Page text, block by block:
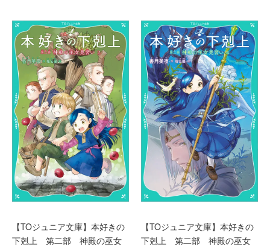
【TOジュニア文庫】本好きの
下剋上 第二部 神殿の巫女
【TOジュニア文庫】本好きの
下剋上 第二部 神殿の巫女